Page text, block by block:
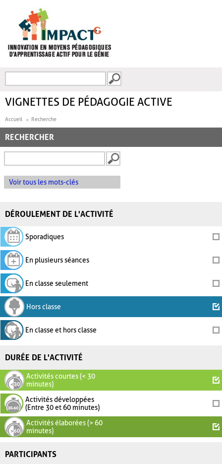
FORMULAIRE DE
VIGNETTES DE PÉDAGOGIE ACTIVE
Accueil Recherche
RECHERCHER
Voir tous les mots-clés
DÉROULEMENT DE L'ACTIVITÉ
Sporadiques
En plusieurs séances
En classe seulement
Hors classe
En classe et hors classe
DURÉE DE L'ACTIVITÉ
Activités courtes (< 30
minutes)
Activités développées
(Entre 30 et 60 minutes)
Activités élaborées (> 60
minutes)
PARTICIPANTS